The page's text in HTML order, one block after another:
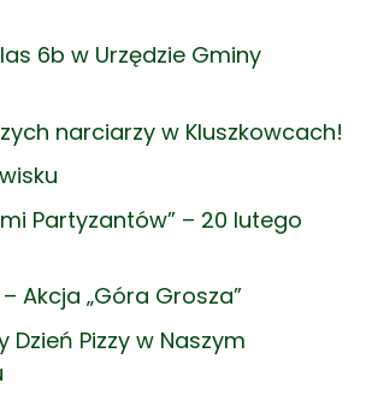
6b w Urzędzie Gminy
narciarzy w Kluszkowcach!
Partyzantów” – 20 lutego
Akcja „Góra Grosza”
Dzień Pizzy w Naszym